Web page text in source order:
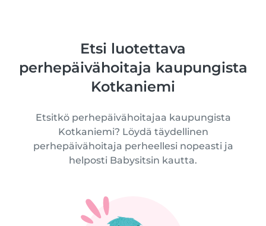
Etsi luotettava
perhepäivähoitaja kaupungista
Kotkaniemi
Etsitkö perhepäivähoitajaa kaupungista
Kotkaniemi? Löydä täydellinen
perhepäivähoitaja perheellesi nopeasti ja
helposti Babysitsin kautta.